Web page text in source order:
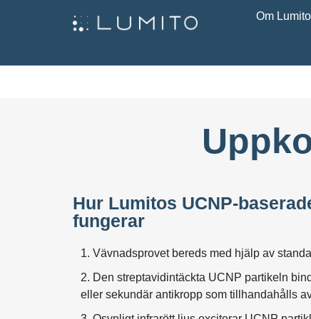
Om Lumito
Hur Lumitos UCNP-
fungerar
1. Vävnadsprovet bereds med hjälp av
2. Den streptavidintäckta UCNP partikeln
eller sekundär antikropp som tillhandahålls